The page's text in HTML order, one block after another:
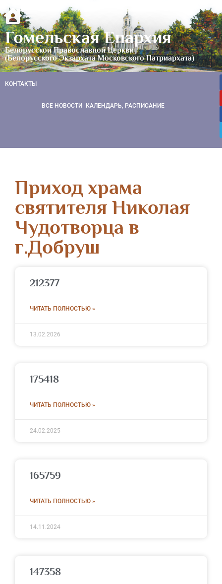
Гомельская Епархия
Белорусской Православной Церкви
(Белорусского Экзархата Московского Патриархата)
КОНТАКТЫ
ВСЕ НОВОСТИ КАЛЕНДАРЬ, РАСПИСАНИЕ
Приход храма
святителя Николая
Чудотворца в
г.Добруш
212377
ЧИТАТЬ ПОЛНОСТЬЮ »
13.02.2026
175418
ЧИТАТЬ ПОЛНОСТЬЮ »
24.02.2025
165759
ЧИТАТЬ ПОЛНОСТЬЮ »
14.11.2024
147358